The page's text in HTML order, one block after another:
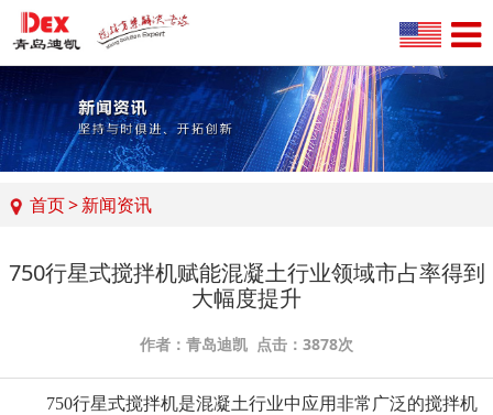
首页>新闻资讯
750行星式搅拌机赋能混凝土行业领域市占率得到
大幅度提升
作者：青岛迪凯 点击：3878次
750行星式搅拌机是混凝土行业中应用非常广泛的搅拌机